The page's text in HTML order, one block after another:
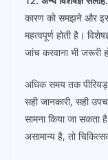
कारण को समझने और
महत्वपूर्ण होती है।
जांच करवाना भी जरूरी
अधिक समय तक
सही जानकारी, सही
सामना किया जा
असामान्य है, तो